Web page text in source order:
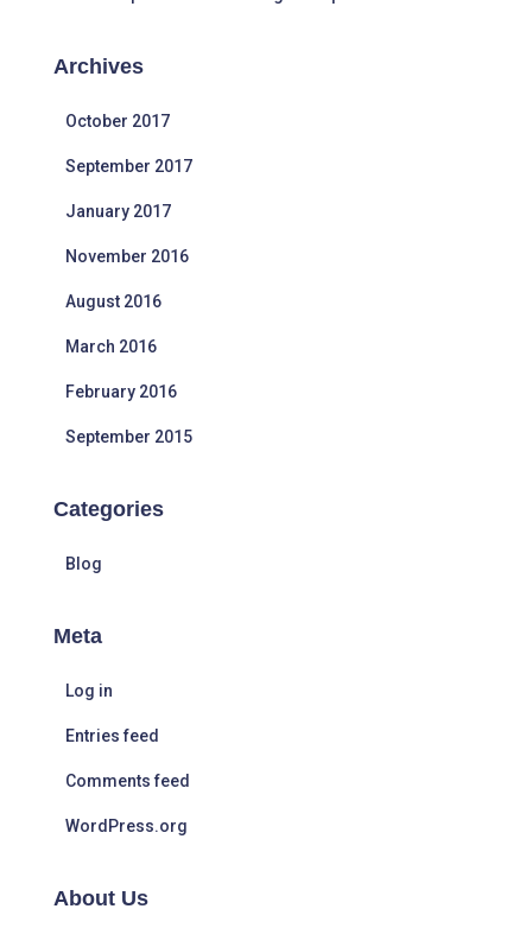
Archives
October 2017
September 2017
January 2017
November 2016
August 2016
March 2016
February 2016
September 2015
Categories
Blog
Meta
Log in
Entries feed
Comments feed
WordPress.org
About Us